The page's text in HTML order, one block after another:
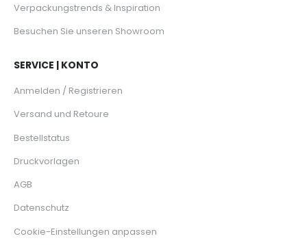
Verpackungstrends & Inspiration
Besuchen Sie unseren Showroom
SERVICE | KONTO
Anmelden / Registrieren
Versand und Retoure
Bestellstatus
Druckvorlagen
AGB
Datenschutz
Cookie-Einstellungen anpassen